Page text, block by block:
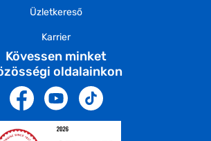
Üzletkereső
Karrier
Kövessen minket
oldalainkon